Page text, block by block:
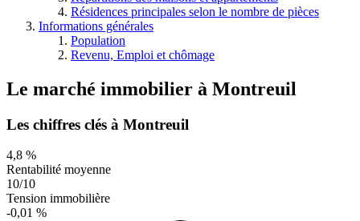
Résidences principales selon le nombre de pièces
Informations générales
Population
Revenu, Emploi et chômage
Le marché immobilier à Montreuil
Les chiffres clés à Montreuil
4,8 %
Rentabilité moyenne
10/10
Tension immobilière
-0,01 %